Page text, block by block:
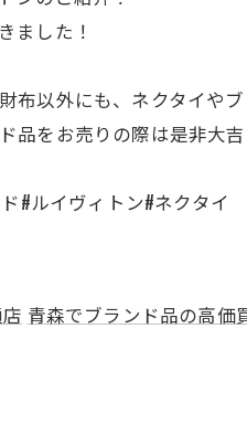
ました！
布以外にも、ネクタイや
品をお売りの際は是非大
#ルイヴィトン#ネクタイ
青森でブランド品の高価